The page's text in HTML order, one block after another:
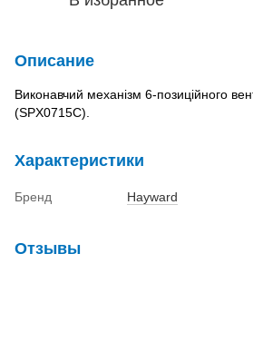
Описание
Виконавчий механізм 6-позиційного
(SPX0715C).
Характеристики
Бренд Hayward
Отзывы